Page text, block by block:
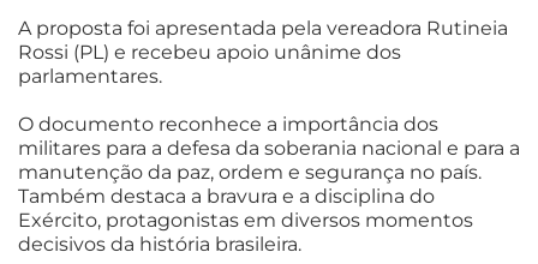
A proposta foi apresentada pela vereadora Rutineia
Rossi (PL) e recebeu apoio unânime dos
parlamentares.
O documento reconhece a importância dos
militares para a defesa da soberania nacional e para a
manutenção da paz, ordem e segurança no país.
Também destaca a bravura e a disciplina do
Exército, protagonistas em diversos momentos
decisivos da história brasileira.